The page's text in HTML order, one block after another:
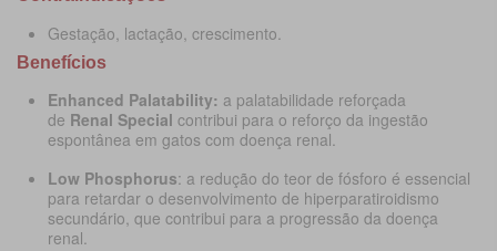
Gestação, lactação, crescimento.
Benefícios
Enhanced Palatability: a palatabilidade reforçada
de Renal Special contribui para o reforço da ingestão
espontânea em gatos com doença renal.
Low Phosphorus: a redução do teor de fósforo é essencial
para retardar o desenvolvimento de hiperparatiroidismo
secundário, que contribui para a progressão da doença
renal.